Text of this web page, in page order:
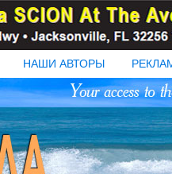
НАШИ АВТОРЫ